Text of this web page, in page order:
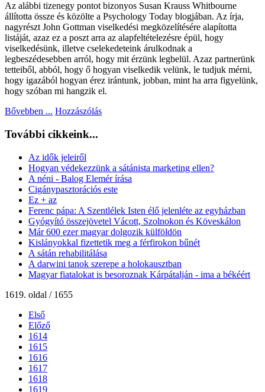
Az alábbi tizenegy pontot bizonyos Susan Krauss Whitbourne
állította össze és közölte a Psychology Today blogjában. Az írja,
nagyrészt John Gottman viselkedési megközelítésére alapította
listáját, azaz ez a poszt arra az alapfeltételezésre épül, hogy
viselkedésünk, illetve cselekedeteink árulkodnak a
legbeszédesebben arról, hogy mit érzünk legbelül. Azaz partnerünk
tetteiből, abból, hogy ő hogyan viselkedik velünk, le tudjuk mérni,
hogy igazából hogyan érez irántunk, jobban, mint ha arra figyelünk,
hogy szóban mi hangzik el.
Bővebben ... Hozzászólás
További cikkeink...
Az idők jeleiről
Hogyan védekezzünk a sátánista marketing ellen?
A néni - Balog Elemér írása
Cigánypasztorációs este
Ez + az
Ferenc pápa: A Szentlélek Isten élő jelenléte az egyházban
Gyógyító összejövetel Vácott, Szolnokon és Köveskálon
Már 600 ezer magyar dolgozik külföldön
Kislányokkal fizettetik meg a férfirokon bűnét
A sátán rehabilitálása
A darwini tanok szerepe a holokausztban
Magyar fiatalokat is besoroznak Kárpátalján - ima a békéért
1619. oldal / 1655
Első
Előző
1614
1615
1616
1617
1618
1619